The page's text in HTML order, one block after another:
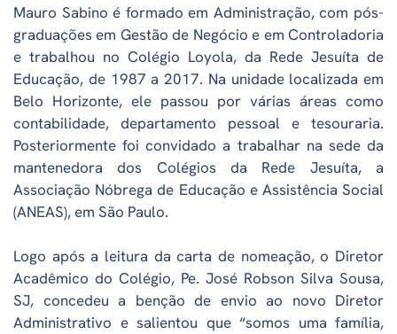
Mauro Sabino é formado em Administração, com pós-
graduações em Gestão de Negócio e em Controladoria
e trabalhou no Colégio Loyola, da Rede Jesuíta de
Educação, de 1987 a 2017. Na unidade localizada em
Belo Horizonte, ele passou por várias áreas como
contabilidade, departamento pessoal e tesouraria.
Posteriormente foi convidado a trabalhar na sede da
mantenedora dos Colégios da Rede Jesuíta, a
Associação Nóbrega de Educação e Assistência Social
(ANEAS), em São Paulo.
Logo após a leitura da carta de nomeação, o Diretor
Acadêmico do Colégio, Pe. José Robson Silva Sousa,
SJ, concedeu a benção de envio ao novo Diretor
Administrativo e salientou que “somos uma família,